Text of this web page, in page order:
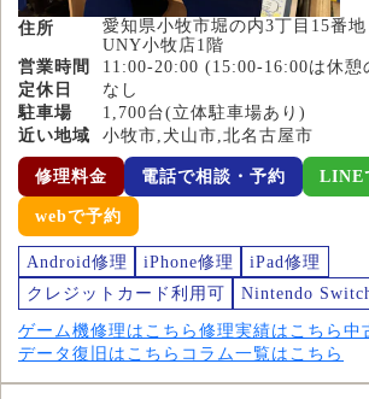
住所
愛知県小牧市堀の内3丁目15番
UNY小牧店1階
営業時間
11:00-20:00 (15:00-16:00は休憩
定休日
なし
駐車場
1,700台(立体駐車場あり)
近い地域
小牧市,犬山市,北名古屋市
修理料金 電話で相談・予約 LINE
webで予約
Android修理 iPhone修理
iPad修理
クレジットカード利用可
Nintendo
ゲーム機修理はこちら 修理実績はこちら 中
データ復旧はこちら コラム一覧はこちら